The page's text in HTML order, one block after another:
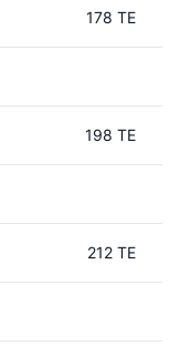
178 TE
198 TE
212 TE